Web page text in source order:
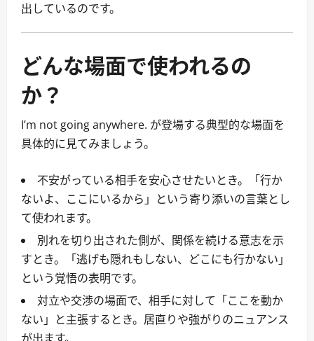
出しているのです。
どんな場面で使われるの
か？
I’m not going anywhere. が登場する典型的な場面を
具体的に見てみましょう。
不安がっている相手を安心させたいとき。「行か
ないよ、ここにいるから」という寄り添いの言葉とし
て使われます。
別れを切り出された側が、関係を続ける意志を示
すとき。「逃げも隠れもしない、どこにも行かない」
という覚悟の表明です。
対立や交渉の場面で、相手に対して「ここを動か
ない」と主張するとき。居直りや強がりのニュアンス